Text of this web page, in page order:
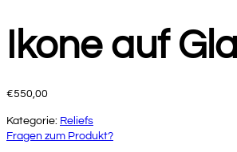
Ikone auf
€550,00
Kategorie: Reliefs
Fragen zum Produkt?